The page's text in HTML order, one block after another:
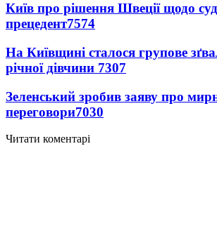
Київ про рішення Швеції щодо
прецедент7574
На Київщині сталося групове
річної дівчини 7307
Зеленський зробив заяву про
переговори7030
Читати коментарі